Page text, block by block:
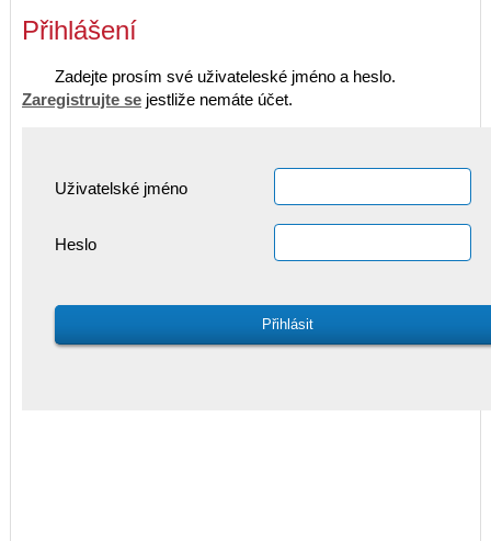
Přihlášení
Zadejte prosím své uživateleské jméno a heslo.
Zaregistrujte se jestliže nemáte účet.
Uživatelské jméno
Heslo